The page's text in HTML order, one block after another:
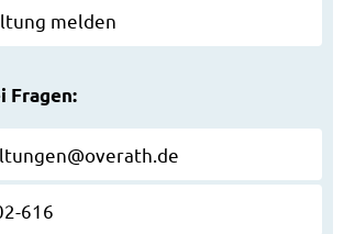
melden
Fragen:
616